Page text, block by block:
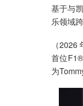
基于与
乐领域
（
首位
为